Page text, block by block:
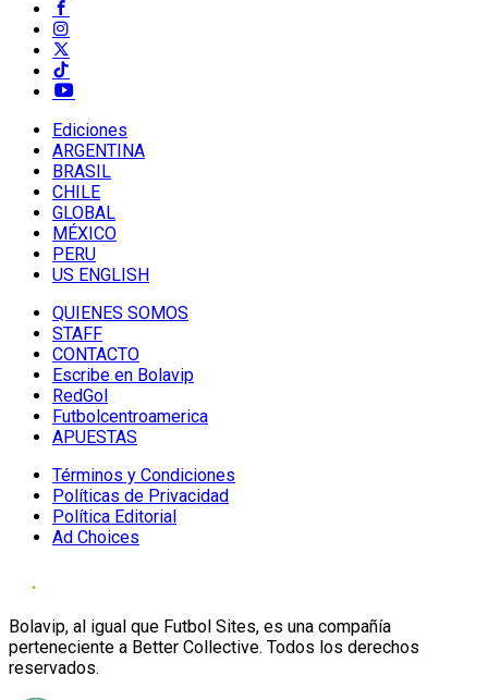
Ediciones
ARGENTINA
BRASIL
CHILE
GLOBAL
MÉXICO
PERU
US ENGLISH
QUIENES SOMOS
STAFF
CONTACTO
Escribe en Bolavip
RedGol
Futbolcentroamerica
APUESTAS
Términos y Condiciones
Políticas de Privacidad
Política Editorial
Ad Choices
Bolavip, al igual que Futbol Sites, es una compañía
perteneciente a Better Collective. Todos los derechos
reservados.